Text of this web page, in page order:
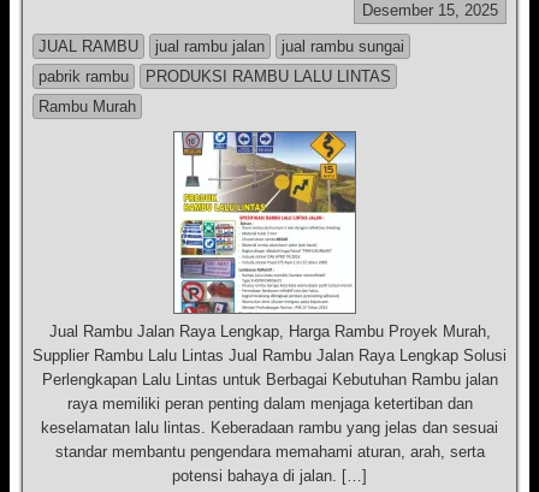
Desember 15, 2025
JUAL RAMBU
jual rambu jalan
jual rambu sungai
pabrik rambu
PRODUKSI RAMBU LALU LINTAS
Rambu Murah
Jual Rambu Jalan Raya Lengkap, Harga Rambu Proyek Murah,
Supplier Rambu Lalu Lintas Jual Rambu Jalan Raya Lengkap Solusi
Perlengkapan Lalu Lintas untuk Berbagai Kebutuhan Rambu jalan
raya memiliki peran penting dalam menjaga ketertiban dan
keselamatan lalu lintas. Keberadaan rambu yang jelas dan sesuai
standar membantu pengendara memahami aturan, arah, serta
potensi bahaya di jalan. […]